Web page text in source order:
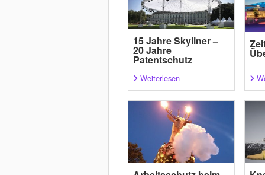
15 Jahre Skyliner –
20 Jahre
Patentschutz
Weiterlesen